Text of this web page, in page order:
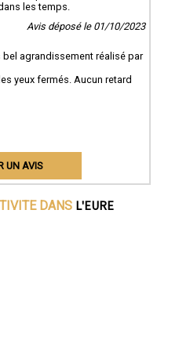
les temps.
Avis déposé le 01/10/2023
agrandissement réalisé par
yeux fermés. Aucun retard
UN AVIS
DANS L'EURE